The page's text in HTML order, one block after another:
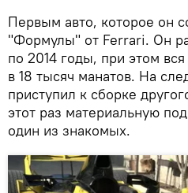
Первым авто, которое он
"Формулы" от Ferrari. Он
по 2014 годы, при этом
в 18 тысяч манатов. На
приступил к сборке
этот раз материальную
один из знакомых.